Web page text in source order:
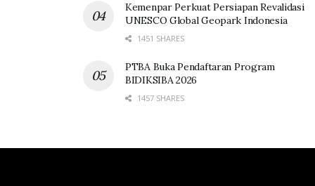
Kemenpar Perkuat Persiapan Revalidasi
UNESCO Global Geopark Indonesia
1451 SHARES
PTBA Buka Pendaftaran Program
BIDIKSIBA 2026
1457 SHARES